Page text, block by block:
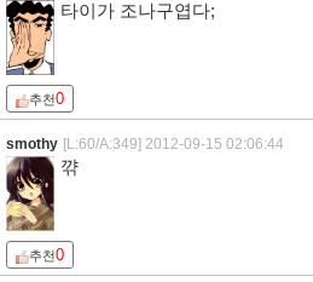
타이가 조나구엽다;
추천0
smothy [L:60/A:349] 2012-09-15 02:06:44
꺆
추천0